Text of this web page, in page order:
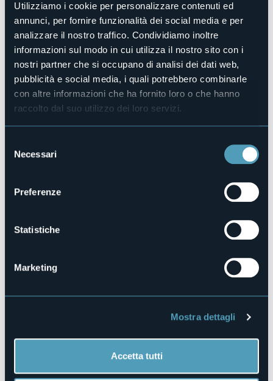
Utilizziamo i cookie per personalizzare contenuti ed
annunci, per fornire funzionalità dei social media e per
analizzare il nostro traffico. Condividiamo inoltre
informazioni sul modo in cui utilizza il nostro sito con i
nostri partner che si occupano di analisi dei dati web,
pubblicità e social media, i quali potrebbero combinarle
con altre informazioni che ha fornito loro o che hanno
raccolto dal suo utilizzo dei loro servizi.
delNecessari
Preferenze
Statistiche
Marketing
Mostra dettagli
Accetta tutti
culturale Nostr@domus, in Piazza della Chiesa, 8.
Ingresso gratuito.
Organizzatore
Città di Baveno
Luogo dell'evento
Villa Fedora
Telefono
+39 0323924632
info@bavenoturismo.it
Strada Nazionale del Sempione
Apri mappa